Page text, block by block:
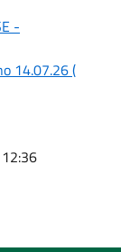
-
14.07.26 (